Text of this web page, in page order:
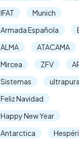
IFAT
Munich
Armada Española
ALMA
ATACAMA
Mircea
ZFV
Sistemas
ultrapura
Feliz Navidad
Happy New Year
Antarctica